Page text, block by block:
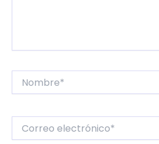
Nombre*
electrónico*